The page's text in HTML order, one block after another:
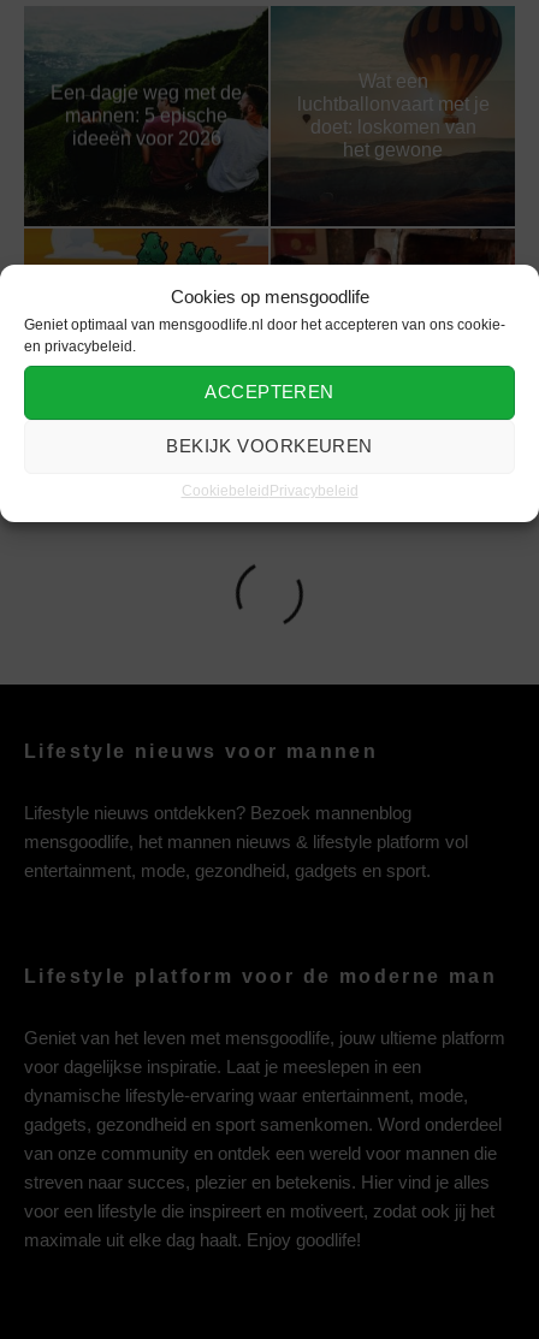
Cookies op mensgoodlife
Geniet optimaal van mensgoodlife.nl door het accepteren van ons cookie-
en privacybeleid.
ACCEPTEREN
BEKIJK VOORKEUREN
CookiebeleidPrivacybeleid
Een dagje weg met de
mannen: 5 epische
ideeën voor 2026
Wat een
luchtballonvaart met je
doet: loskomen van
het gewone
Battle kart: de perfecte
combinatie van karten
en gamen
Geniet van de
authentieke Ierse
moderne man
Lifestyle nieuws voor mannen
Lifestyle nieuws ontdekken? Bezoek mannenblog
mensgoodlife, het mannen nieuws & lifestyle platform vol
entertainment, mode, gezondheid, gadgets en sport.
Lifestyle platform voor de moderne man
Geniet van het leven met mensgoodlife, jouw ultieme platform
voor dagelijkse inspiratie. Laat je meeslepen in een
dynamische lifestyle-ervaring waar entertainment, mode,
gadgets, gezondheid en sport samenkomen. Word onderdeel
van onze community en ontdek een wereld voor mannen die
streven naar succes, plezier en betekenis. Hier vind je alles
voor een lifestyle die inspireert en motiveert, zodat ook jij het
maximale uit elke dag haalt. Enjoy goodlife!